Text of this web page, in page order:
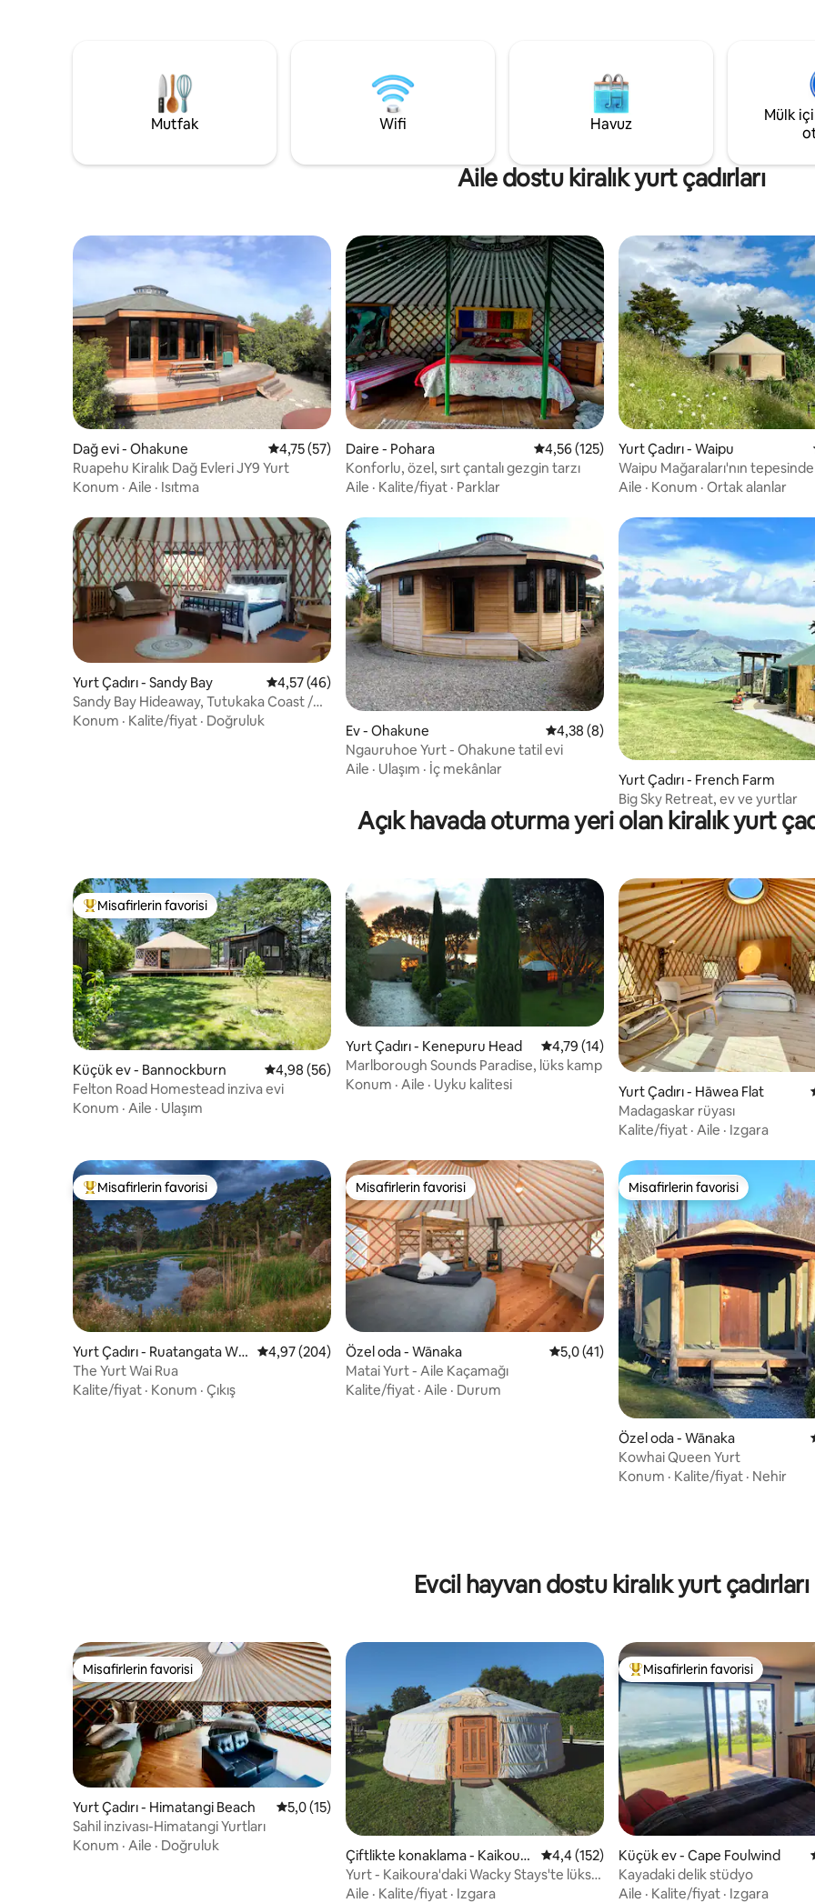
Mutfak Wifi Havuz
Mülk
Aile dostu kiralık yurt çadırları
Dağ evi - Ohakune 5 üzerinden ortalama 4,75 puan, 57 değerlendirme
4,75 (57)
Ruapehu Kiralık Dağ Evleri JY9 Yurt
Konum · Aile · Isıtma
Daire - Pohara 5 üzerinden ortalama 4,56 puan, 125
4,56 (125)
Konforlu, özel, sırt çantalı gezgin tarzı
Aile · Kalite/fiyat · Parklar
Yurt Çadırı - Waipu
Waipu Mağaraları'nın
manzaralı yurt
Aile · Konum · Ortak alanlar
Yurt Çadırı - Sandy Bay 5 üzerinden ortalama 4,57 puan, 46 değerlendirme
4,57 (46)
Sandy Bay Hideaway, Tutukaka Coast /
Riversong Yurt
Konum · Kalite/fiyat · Doğruluk
Ev - Ohakune 5 üzerinden ortalama 4,38 puan, 8
4,38 (8)
Ngauruhoe Yurt - Ohakune tatil evi
Aile · Ulaşım · İç mekânlar
Yurt Çadırı - French Farm
Big Sky Retreat, ev ve yurtlar
Açık havada oturma yeri olan kiralık yurt
Misafirlerin favorilerinden en beğenilenler arasında
Misafirlerin favorisi
Küçük ev - Bannockburn 5 üzerinden ortalama 4,98 puan, 56 değerlendirme
4,98 (56)
Felton Road Homestead inziva evi
Konum · Aile · Ulaşım
Yurt Çadırı - Kenepuru Head 5 üzerinden ortalama 4,79 puan, 14
4,79 (14)
Marlborough Sounds Paradise, lüks kamp
Konum · Aile · Uyku kalitesi Yurt Çadırı - Hāwea Flat
Madagaskar rüyası
Kalite/fiyat · Aile · Izgara
Misafirlerin favorilerinden en beğenilenler arasında
Misafirlerin favorisi
Yurt Çadırı - Ruatangata We
st
5 üzerinden ortalama 4,97 puan, 204 değerlendirme
4,97 (204)
The Yurt Wai Rua
Kalite/fiyat · Konum · Çıkış
Misafirlerin favorisi
Misafirlerin favorisi
Özel oda - Wānaka 5 üzerinden ortalama 5,0 puan, 41
5,0 (41)
Matai Yurt - Aile Kaçamağı
Kalite/fiyat · Aile · Durum
Misafirlerin favorisi
Misafirlerin favorisi
Özel oda - Wānaka
Kowhai Queen Yurt
Konum · Kalite/fiyat · Nehir
Evcil hayvan dostu kiralık yurt çadırları
Misafirlerin favorisi
Misafirlerin favorisi
Yurt Çadırı - Himatangi Beach 5 üzerinden ortalama 5,0 puan, 15 değerlendirme
5,0 (15)
Sahil inzivası-Himatangi Yurtları
Konum · Aile · Doğruluk
Çiftlikte konaklama - Kaikoura
Flat
5 üzerinden ortalama 4,4 puan, 152
4,4 (152)
Yurt - Kaikoura'daki Wacky Stays'te lüks
kamp
Aile · Kalite/fiyat · Izgara
Misafirlerin favorilerinden en
Misafirlerin favorisi
Küçük ev - Cape Foulwind
Kayadaki delik stüdyo
Aile · Kalite/fiyat · Izgara